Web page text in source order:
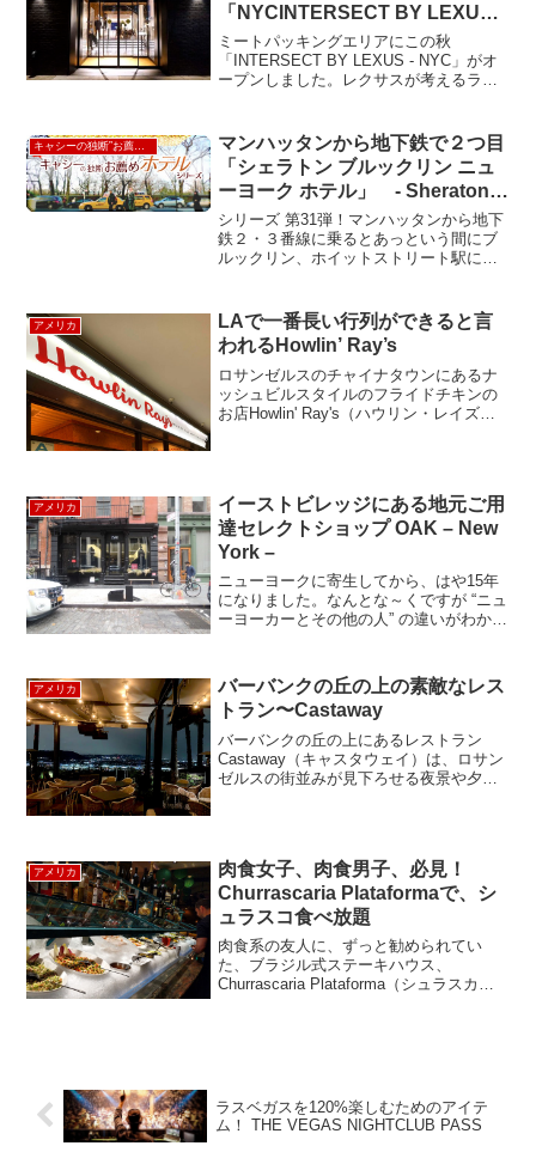
「NYCINTERSECT BY LEXUS –
NYC」
ミートパッキングエリアにこの秋
「INTERSECT BY LEXUS - NYC」がオ
ープンしました。レクサスが考えるライ
ン、アート、ファッション、カルチャー
といった様々...
キャシーの独断”お薦め”ホテル
マンハッタンから地下鉄で２つ目
「シェラトン ブルックリン ニュ
ーヨーク ホテル」 - Sheraton
Brooklyn New York Hotel
シリーズ 第31弾！マンハッタンから地下
鉄２・３番線に乗るとあっという間にブ
ルックリン、ホイットストリート駅に到
ートやバスケットの試合を観にバークレ
ーセンターに来るの...
アメリカ
LAで一番長い行列ができると言
われるHowlin’ Ray’s
ロサンゼルスのチャイナタウンにあるナ
ッシュビルスタイルのフライドチキンの
お店Howlin' Ray's（ハウリン・レイズ）
アメリカ
イーストビレッジにある地元ご用
達セレクトショップ OAK – New
York –
ニューヨークに寄生してから、はや15年
になりました。なんとな～くですが “ニュ
ーヨーカーとその他の人” の違いがわかる
方や身のこなし方、もしくは服装が全然
ちがうので、...
アメリカ
バーバンクの丘の上の素敵なレス
トラン〜Castaway
バーバンクの丘の上にあるレストラン
Castaway（キャスタウェイ）は、ロサン
ゼルスの街並みが見下ろせる夜景や夕焼
アメリカ
肉食女子、肉食男子、必見！
Churrascaria Plataformaで、シ
ュラスコ食べ放題
肉食系の友人に、ずっと勧められてい
た、ブラジル式ステーキハウス、
Churrascaria Plataforma（シュラスカリ
ラスベガスを120%楽しむためのアイテ
ム！ THE VEGAS NIGHTCLUB PASS